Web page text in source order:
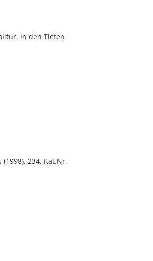
in den Tiefen
234, Kat.Nr.